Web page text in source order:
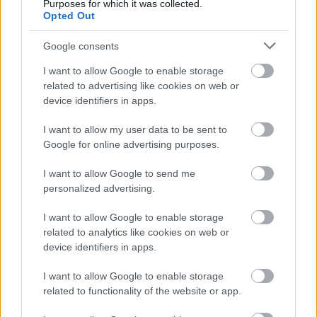
Purposes for which it was collected.
Opted Out
Google consents
I want to allow Google to enable storage
related to advertising like cookies on web or
device identifiers in apps.
I want to allow my user data to be sent to
Google for online advertising purposes.
I want to allow Google to send me
personalized advertising.
I want to allow Google to enable storage
related to analytics like cookies on web or
device identifiers in apps.
I want to allow Google to enable storage
related to functionality of the website or app.
Az első ember - Kritika
Hír | 2018.10.17 15:00
Holdra megy
Hír| 2018.06.09 10:10
First Man - első képeken a
Kaliforniai álom rendezőjének új
Hír| 2018.06.07 09:50
Jöhet az Éjszakai játék
Hír| 2018.02.27 11:00
Éjszakai játék - Kritika